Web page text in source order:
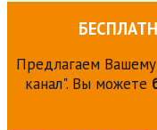
Предлагаем
канал". Вы можете